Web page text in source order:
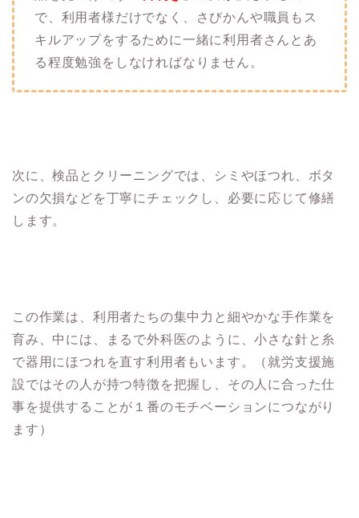
で、利用者様だけでなく、さびかんや職員もス
キルアップをするために一緒に利用者さんとあ
る程度勉強をしなければなりません。
次に、検品とクリーニングでは、シミやほつれ、ボタ
ンの欠損などを丁寧にチェックし、必要に応じて修繕
します。
この作業は、利用者たちの集中力と細やかな手作業を
育み、中には、まるで外科医のように、小さな針と糸
で器用にほつれを直す利用者もいます。（就労支援施
設ではその人が持つ特徴を把握し、その人に合った仕
事を提供することが１番のモチベーションにつながり
ます）